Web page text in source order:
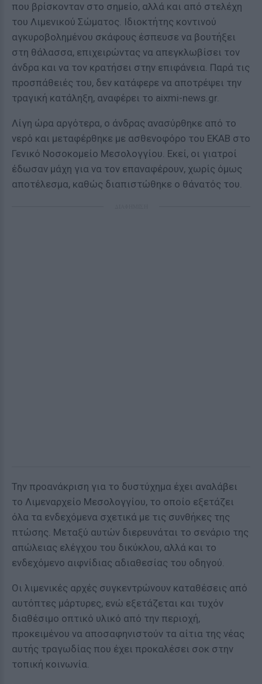
που βρίσκονταν στο σημείο, αλλά και από στελέχη
του Λιμενικού Σώματος. Ιδιοκτήτης κοντινού
αγκυροβολημένου σκάφους έσπευσε να βουτήξει
στη θάλασσα, επιχειρώντας να απεγκλωβίσει τον
άνδρα και να τον κρατήσει στην επιφάνεια. Παρά τις
προσπάθειές του, δεν κατάφερε να αποτρέψει την
τραγική κατάληξη, αναφέρει το aixmi-news.gr.
Λίγη ώρα αργότερα, ο άνδρας ανασύρθηκε από το
νερό και μεταφέρθηκε με ασθενοφόρο του ΕΚΑΒ στο
Γενικό Νοσοκομείο Μεσολογγίου. Εκεί, οι γιατροί
έδωσαν μάχη για να τον επαναφέρουν, χωρίς όμως
αποτέλεσμα, καθώς διαπιστώθηκε ο θάνατός του.
Την προανάκριση για το δυστύχημα έχει αναλάβει
το Λιμεναρχείο Μεσολογγίου, το οποίο εξετάζει
όλα τα ενδεχόμενα σχετικά με τις συνθήκες της
πτώσης. Μεταξύ αυτών διερευνάται το σενάριο της
απώλειας ελέγχου του δικύκλου, αλλά και το
ενδεχόμενο αιφνίδιας αδιαθεσίας του οδηγού.
Οι λιμενικές αρχές συγκεντρώνουν καταθέσεις από
αυτόπτες μάρτυρες, ενώ εξετάζεται και τυχόν
διαθέσιμο οπτικό υλικό από την περιοχή,
προκειμένου να αποσαφηνιστούν τα αίτια της νέας
αυτής τραγωδίας που έχει προκαλέσει σοκ στην
τοπική κοινωνία.